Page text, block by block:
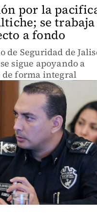
por la
se
a fondo
de Seguridad de
sigue apoyando a
de forma integral